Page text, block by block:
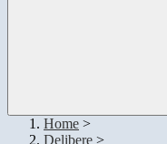
Home >
Delibere >